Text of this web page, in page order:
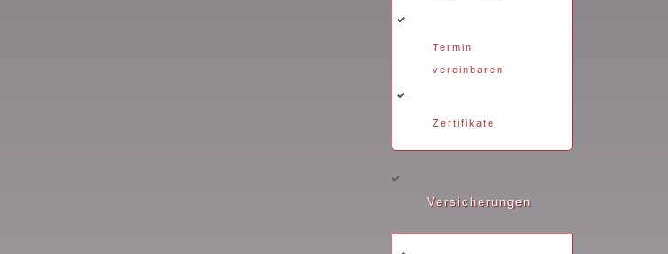
Termin
vereinbaren
Zertifikate
Versicherungen